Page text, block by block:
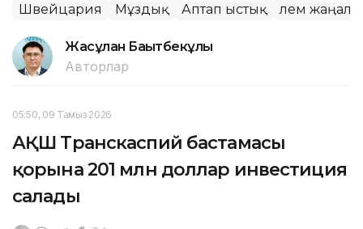
Швейцария Мұздық Аптап ыстық Әлем
Жасұлан Бақытбекұлы
Авторлар
05:50, 09 Тамыз 2026
АҚШ Транскаспий бастамасы
қорына 201 млн доллар инвестиция
салады